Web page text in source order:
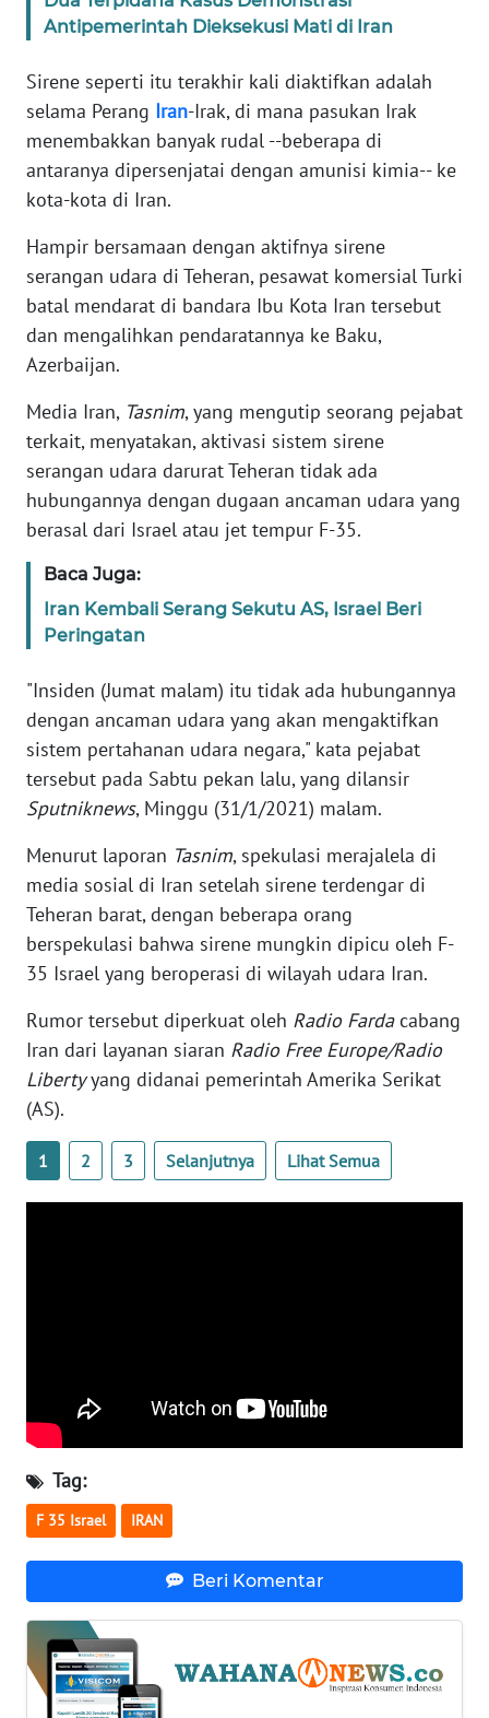
Antipemerintah Dieksekusi Mati di Iran
Sirene seperti itu terakhir kali diaktifkan adalah
selama Perang Iran-Irak, di mana pasukan Irak
menembakkan banyak rudal --beberapa di
antaranya dipersenjatai dengan amunisi kimia-- ke
kota-kota di Iran.
Hampir bersamaan dengan aktifnya sirene
serangan udara di Teheran, pesawat komersial Turki
batal mendarat di bandara Ibu Kota Iran tersebut
dan mengalihkan pendaratannya ke Baku,
Azerbaijan.
Media Iran, Tasnim, yang mengutip seorang pejabat
terkait, menyatakan, aktivasi sistem sirene
serangan udara darurat Teheran tidak ada
hubungannya dengan dugaan ancaman udara yang
berasal dari Israel atau jet tempur F-35.
Baca Juga:
Iran Kembali Serang Sekutu AS, Israel Beri
Peringatan
"Insiden (Jumat malam) itu tidak ada hubungannya
dengan ancaman udara yang akan mengaktifkan
sistem pertahanan udara negara," kata pejabat
tersebut pada Sabtu pekan lalu, yang dilansir
Sputniknews, Minggu (31/1/2021) malam.
Menurut laporan Tasnim, spekulasi merajalela di
media sosial di Iran setelah sirene terdengar di
Teheran barat, dengan beberapa orang
berspekulasi bahwa sirene mungkin dipicu oleh F-
35 Israel yang beroperasi di wilayah udara Iran.
Rumor tersebut diperkuat oleh Radio Fardacabang
Iran dari layanan siaran Radio Free Europe/Radio
Libertyyang didanai pemerintah Amerika Serikat
(AS).
1 2 3 Selanjutnya Lihat Semua
Tag:
F 35 Israel IRAN
Beri Komentar
KAMI
PEDOMAN
MEDIA
REDAKSI
KARIR
DISCLAIMER
Wahana
News
WN
SUMUT
JAKARTA
JABAR
WN
BANTEN
NTT
WN
KEPRI
PAPUA
WN
PAPUA
BARAT
WN
RIAU
WN
SULTRA
WN
NTB
WN
SULBAR